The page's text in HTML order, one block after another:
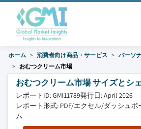
ホーム 消費者向け商品・サービス パーソ
おむつクリーム市場
おむつクリーム市場 サイズとシ
レポートID: GMI11789発行日: April 2026
レポート形式: PDF/エクセル/ダッシュ
ム